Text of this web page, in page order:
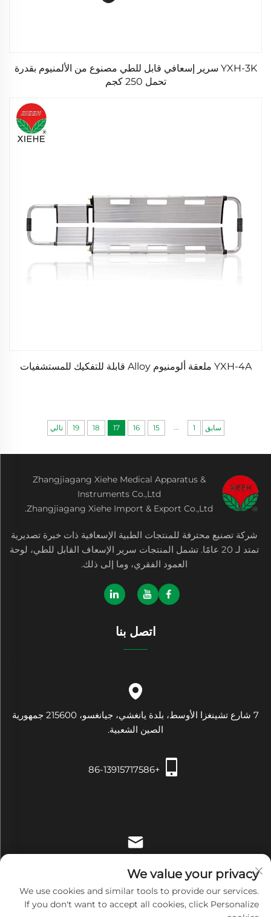
YXH-3K سرير إسعافي قابل للطي مصنوع من الألمنيوم بقدرة
تحمل 250 كجم
YXH-4A ملعقة ألومنيوم Alloy قابلة للتفكيك للمستشفيات
سابق 1
...
15
16
17
18
19 تالي
Zhangjiagang Xiehe Medical Apparatus &
Instruments Co.,Ltd
Zhangjiagang Xiehe Import & Export Co.,Ltd.
شركة تصنيع محترفة للمنتجات الطبية الإسعافية ذات خبرة تصديرية
تمتد لـ 20 عامًا. تشمل المنتجات سرير الإسعاف القابل للطي، لوحة
العمود الفقري، وما إلى ذلك.
اتصل بنا
7 شارع تشينغزا الأوسط، بلدة يانغشي، جيانغسو، 215600 جمهورية
الصين الشعبية.
+86-13915717586
We value your privacy
We use cookies and similar tools to provide our services.
If you don't want to accept all cookies, click Personalize